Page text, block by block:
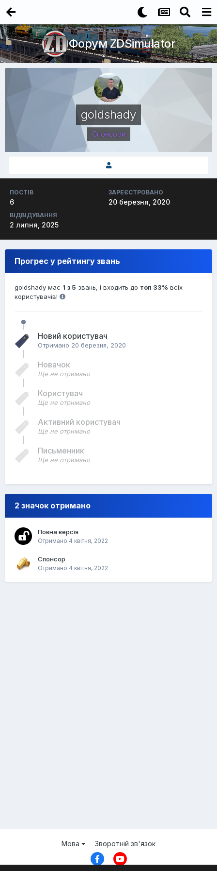
Форум ZDSimulator
goldshady
Спонсори
ПОСТІВ
6
ЗАРЕЄСТРОВАНО
20 березня, 2020
ВІДВІДУВАННЯ
2 липня, 2025
Прогрес у рейтингу звань
goldshady має 1 з 5 звань, і входить до топ 33% всіх
користувачів!
Новий користувач
Отримано 20 березня, 2020
Новачок
Ще не отримано
Користувач
Ще не отримано
Активний користувач
Ще не отримано
Письменник
Ще не отримано
2 значок отримано
Повна версія
Отримано 4 квітня, 2022
Спонсор
Отримано 4 квітня, 2022
Мова Зворотній зв'язок